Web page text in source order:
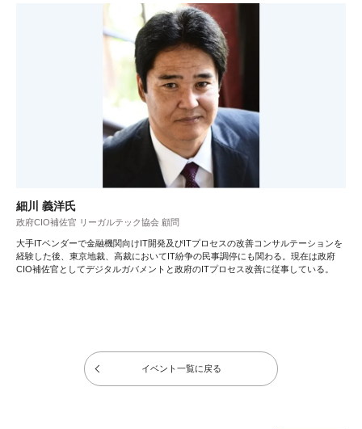
細川 義洋氏
政府CIO補佐官 リーガルテック協会 顧問
大手ITベンダーで金融機関向けIT開発及びITプロセスの改善コンサルテーションを
経験した後、東京地裁、高裁においてIT紛争の民事調停にも関わる。現在は政府
CIO補佐官としてデジタルガバメントと政府のITプロセス改善に従事している。
イベント一覧に戻る